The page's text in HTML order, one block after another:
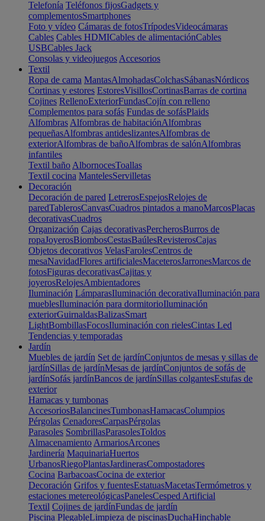
Telefonía Teléfonos fijosGadgets y
complementosSmartphones
Foto y vídeo Cámaras de fotosTrípodesVideocámaras
Cables Cables HDMICables de alimentaciónCables
USBCables Jack
Consolas y videojuegos Accesorios
Textil
Ropa de cama MantasAlmohadasColchasSábanasNórdicos
Cortinas y estores EstoresVisillosCortinasBarras de cortina
Cojines RellenoExteriorFundasCojín con relleno
Complementos para sofás Fundas de sofásPlaids
Alfombras Alfombras de habitaciónAlfombras
pequeñasAlfombras antideslizantesAlfombras de
exteriorAlfombras de bañoAlfombras de salónAlfombras
infantiles
Textil baño AlbornocesToallas
Textil cocina MantelesServilletas
Decoración
Decoración de pared LetrerosEspejosRelojes de
paredTablerosCanvasCuadros pintados a manoMarcosPlacas
decorativasCuadros
Organización Cajas decorativasPercherosBurros de
ropaJoyerosBiombosCestasBaúlesRevisterosCajas
Objetos decorativos VelasFarolesCentros de
mesaNavidadFlores artificialesMaceterosJarronesMarcos de
fotosFiguras decorativasCajitas y
joyerosRelojesAmbientadores
Iluminación LámparasIluminación decorativaIluminación para
mueblesIluminación para dormitorioIluminación
exteriorGuirnaldasBalizasSmart
LightBombillasFocosIluminación con rielesCintas Led
Tendencias y temporadas
Jardín
Muebles de jardín Set de jardínConjuntos de mesas y sillas de
jardínSillas de jardínMesas de jardínConjuntos de sofás de
jardínSofás jardínBancos de jardínSillas colgantesEstufas de
exterior
Hamacas y tumbonas
AccesoriosBalancinesTumbonasHamacasColumpios
Pérgolas CenadoresCarpasPérgolas
Parasoles SombrillasParasolesToldos
Almacenamiento ArmariosArcones
Jardinería MaquinariaHuertos
UrbanosRiegoPlantasJardinerasCompostadores
Cocina BarbacoasCocina de exterior
Decoración Grifos y fuentesEstatuasMacetasTermómetros y
estaciones metereológicasPanelesCesped Artificial
Textil Cojines de jardínFundas de jardín
Piscina PlegableLimpieza de piscinasDuchaHinchable